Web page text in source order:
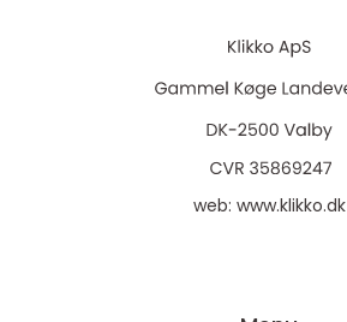
web: www.klikko.dk